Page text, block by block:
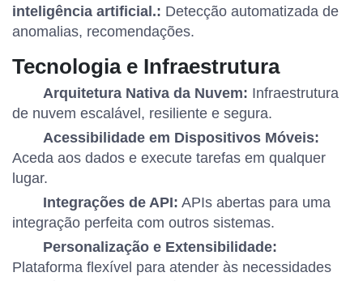
inteligência artificial.: Detecção automatizada de
anomalias, recomendações.
Tecnologia e Infraestrutura
Arquitetura Nativa da Nuvem: Infraestrutura
de nuvem escalável, resiliente e segura.
Acessibilidade em Dispositivos Móveis:
Aceda aos dados e execute tarefas em qualquer
lugar.
Integrações de API: APIs abertas para uma
integração perfeita com outros sistemas.
Personalização e Extensibilidade:
Plataforma flexível para atender às necessidades